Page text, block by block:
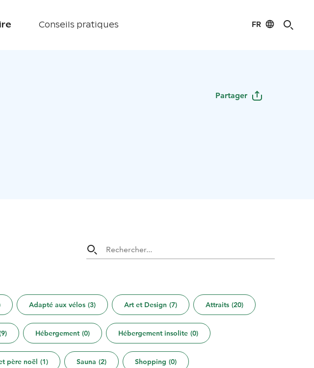
Conseils pratiques FR
Partager
Adapté aux vélos (3) Art et Design (7) Attraits (20)
9) Hébergement (0) Hébergement insolite (0)
père noël (1) Sauna (2) Shopping (0)